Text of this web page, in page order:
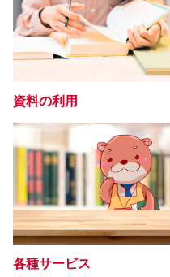
資料の利用
各種サービス